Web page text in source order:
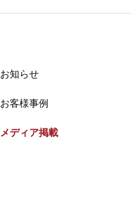
お知らせ
お客様事例
メディア掲載